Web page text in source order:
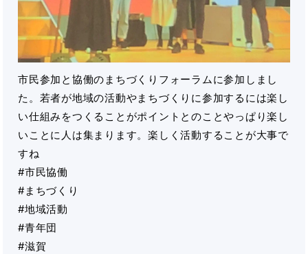
市民参加と協働のまちづくりフォーラムに参加しまし
た。若者が地域の活動やまちづくりに参加するには楽し
い仕組みをつくることがポイントとのことやっぱり楽し
いことに人は集まります。楽しく活動することが大事で
すね
#市民協働
#まちづくり
#地域活動
#青年団
#滋賀